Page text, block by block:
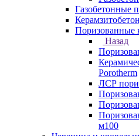
Газобетонные
Поризованные
Назад
Porotherm
ЛСР
м100